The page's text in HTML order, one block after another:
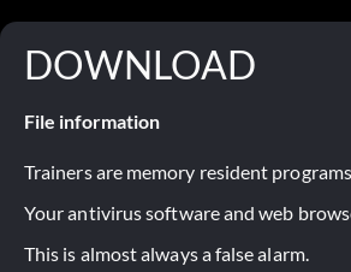
DOWNLOAD
File information
Trainers are memory resident
Your antivirus software and web
This is almost always a false alarm.